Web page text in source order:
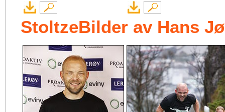
StoltzeBilder av Hans